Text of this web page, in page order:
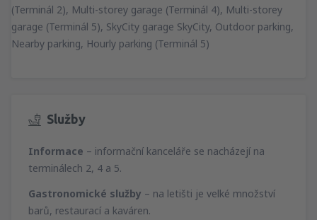
(Terminál 2), Multi-storey garage (Terminál 4), Multi-storey
garage (Terminál 5), SkyCity garage SkyCity, Outdoor parking,
Nearby parking, Hourly parking (Terminál 5)
Služby
Informace – informační kanceláře se nacházejí na
terminálech 2, 4 a 5.
Gastronomické služby – na letišti je velké množství
barů, restaurací a kaváren.